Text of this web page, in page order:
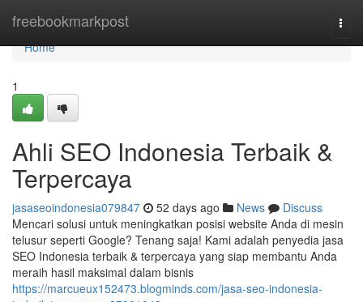
freebookmarkpost
Home
Home
1
Ahli SEO Indonesia Terbaik &
Terpercaya
jasaseoindonesia079847 52 days ago News
Discuss
Mencari solusi untuk meningkatkan posisi website Anda di mesin
telusur seperti Google? Tenang saja! Kami adalah penyedia jasa
SEO Indonesia terbaik & terpercaya yang siap membantu Anda
meraih hasil maksimal dalam bisnis
https://marcueux152473.blogminds.com/jasa-seo-indonesia-